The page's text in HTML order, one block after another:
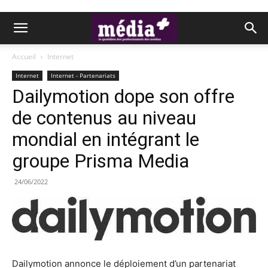
Accueil Internet
Internet Internet - Partenariats
Dailymotion dope son offre
de contenus au niveau
mondial en intégrant le
groupe Prisma Media
24/06/2022
Dailymotion annonce le déploiement d’un partenariat